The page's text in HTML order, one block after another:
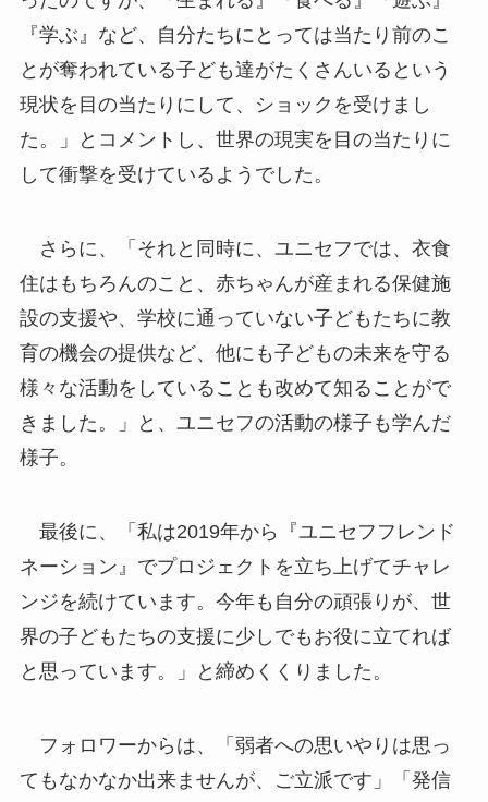
『学ぶ』など、自分たちにとっては当たり前のこ
とが奪われている子ども達がたくさんいるという
現状を目の当たりにして、ショックを受けまし
た。」とコメントし、世界の現実を目の当たりに
して衝撃を受けているようでした。
さらに、「それと同時に、ユニセフでは、衣食
住はもちろんのこと、赤ちゃんが産まれる保健施
設の支援や、学校に通っていない子どもたちに教
育の機会の提供など、他にも子どもの未来を守る
様々な活動をしていることも改めて知ることがで
きました。」と、ユニセフの活動の様子も学んだ
様子。
最後に、「私は2019年から『ユニセフフレンド
ネーション』でプロジェクトを立ち上げてチャレ
ンジを続けています。今年も自分の頑張りが、世
界の子どもたちの支援に少しでもお役に立てれば
と思っています。」と締めくくりました。
フォロワーからは、「弱者への思いやりは思っ
てもなかなか出来ませんが、ご立派です」「発信